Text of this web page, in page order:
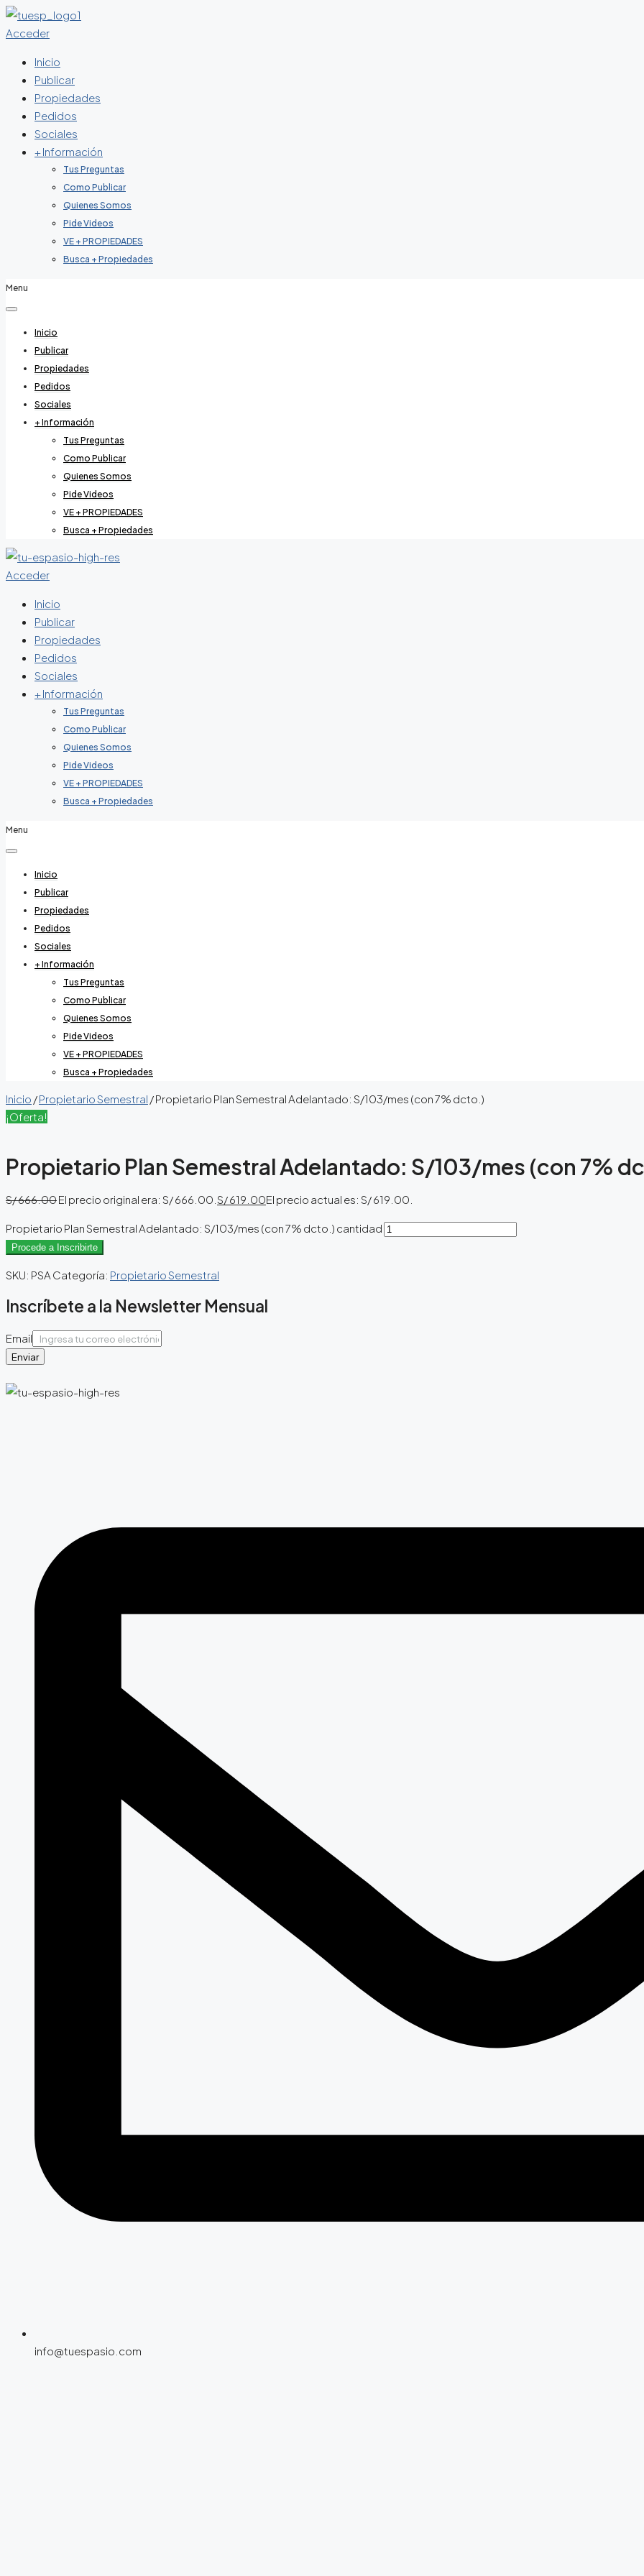
Acceder
Inicio
Publicar
Propiedades
Pedidos
Sociales
+ Información
Tus Preguntas
Como Publicar
Quienes Somos
Pide Videos
VE + PROPIEDADES
Busca + Propiedades
Menu
Inicio
Publicar
Propiedades
Pedidos
Sociales
+ Información
Tus Preguntas
Como Publicar
Quienes Somos
Pide Videos
VE + PROPIEDADES
Busca + Propiedades
Acceder
Inicio
Publicar
Propiedades
Pedidos
Sociales
+ Información
Tus Preguntas
Como Publicar
Quienes Somos
Pide Videos
VE + PROPIEDADES
Busca + Propiedades
Menu
Inicio
Publicar
Propiedades
Pedidos
Sociales
+ Información
Tus Preguntas
Como Publicar
Quienes Somos
Pide Videos
VE + PROPIEDADES
Busca + Propiedades
Inicio /Propietario Semestral / Propietario Plan Semestral Adelantado: S/103/mes (con 7% dcto.)
¡Oferta!
Propietario Plan Semestral Adelantado: S/103/mes (con 7%
S/666.00El precio original era: S/ 666.00. S/619.00El precio actual es: S/ 619.00.
Propietario Plan Semestral Adelantado: S/103/mes (con 7% dcto.) cantidad
Procede a Inscribirte
SKU: PSA Categoría: Propietario Semestral
Inscríbete a la Newsletter Mensual
Email
Enviar
info@tuespasio.com